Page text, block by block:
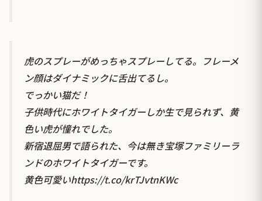
虎のスプレーがめっちゃスプレーしてる。フレーメ
ン顔はダイナミックに舌出てるし。
でっかい猫だ！
子供時代にホワイトタイガーしか生で見られず、黄
色い虎が憧れでした。
新宿退屈男で語られた、今は無き宝塚ファミリーラ
ンドのホワイトタイガーです。
黄色可愛いhttps://t.co/krTJvtnKWc